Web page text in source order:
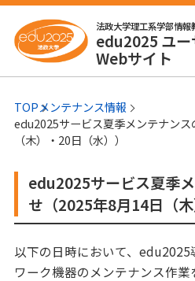
法政大学理工系学部情報
edu2025 ユ
Webサイト
TOPメンテナンス情報
edu2025サービス夏季メンテナン
（木）・20日（水））
edu2025サービス夏季
せ（2025年8月14日（木
以下の日時において、edu2025
ワーク機器のメンテナンス作業